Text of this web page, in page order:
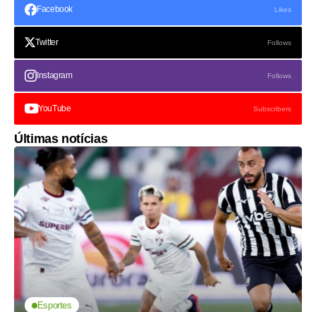
Facebook Likes
Twitter Follows
Instagram Follows
YouTube Subscribers
Últimas notícias
Esportes